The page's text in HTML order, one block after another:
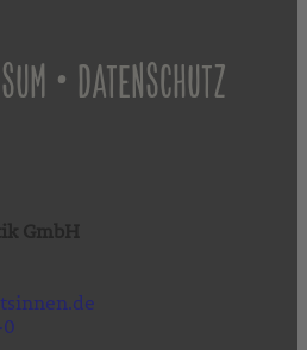
• DATENSCHUTZ